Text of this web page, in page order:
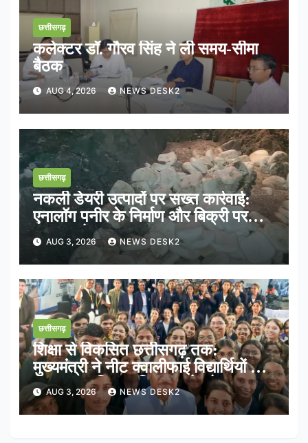
छत्तीसगढ़
कलेक्टर डॉ. गौरव सिंह ने ली समय-सीमा
बैठक
AUG 4, 2026 NEWS DESK2
छत्तीसगढ़
नकली डेयरी उत्पादों पर सख्त कार्रवाई:
एनालॉग पनीर के निर्माण और बिक्री पर
तत्काल रोक
AUG 3, 2026 NEWS DESK2
छत्तीसगढ़
शिक्षा से विकसित छत्तीसगढ़ तक:
मुख्यमंत्री ने नीट क्वालीफाई विद्यार्थियों के
साथ साझा किया भविष्य का रोडमैप
AUG 3, 2026 NEWS DESK2